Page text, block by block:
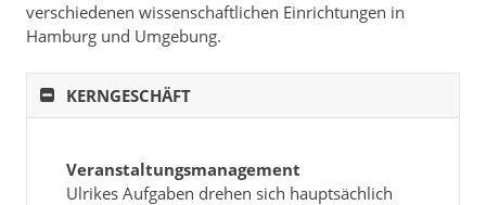
verschiedenen wissenschaftlichen Einrichtungen in
Hamburg und Umgebung.
KERNGESCHÄFT
Veranstaltungsmanagement
Ulrikes Aufgaben drehen sich hauptsächlich